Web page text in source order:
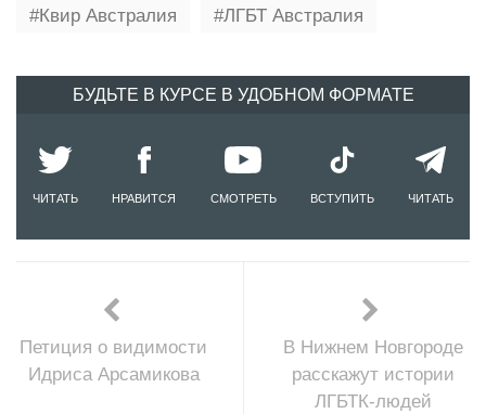
Квир Австралия
ЛГБТ Австралия
БУДЬТЕ В КУРСЕ В УДОБНОМ ФОРМАТЕ
ЧИТАТЬ НРАВИТСЯ СМОТРЕТЬ ВСТУПИТЬ ЧИТАТЬ
Петиция о видимости
Идриса Арсамикова
В Нижнем Новгороде
расскажут истории
ЛГБТК-людей